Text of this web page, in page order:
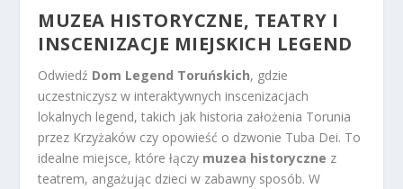
MUZEA HISTORYCZNE, TEATRY I
INSCENIZACJE MIEJSKICH LEGEND
Odwiedź Dom Legend Toruńskich, gdzie
uczestniczysz w interaktywnych inscenizacjach
lokalnych legend, takich jak historia założenia Torunia
przez Krzyżaków czy opowieść o dzwonie Tuba Dei. To
idealne miejsce, które łączy muzea historyczne z
teatrem, angażując dzieci w zabawny sposób. W